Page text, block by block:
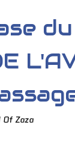
du
Zaza